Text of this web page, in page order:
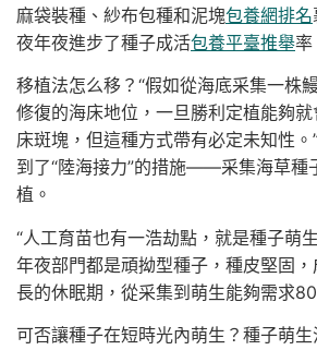
麻袋裝種、紗布包種和泥塊包養網排名
夜年夜進步了種子成活包養平臺推舉率
移植法怎么移？“假如從海底采集一株
修復的海床地位，一旦勝利定植能夠
床斑塊，但這種方式帶有必定未知性
到了“陸海接力”的措施——采集海草種
植。
“人工育苗也有一浩劫點，就是種子萌
年夜部門都是頑拗型種子，種皮堅固
長的休眠期，從采集到萌生能夠需求
可否讓種子在短時光內萌生？種子萌